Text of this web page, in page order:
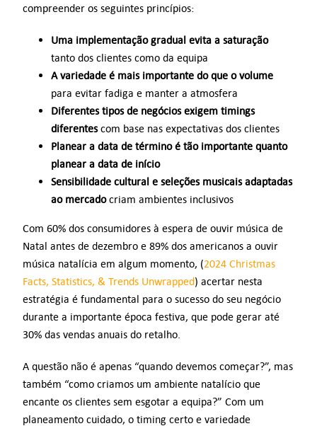
compreender os seguintes princípios:
Uma implementação gradual evita a saturação
tanto dos clientes como da equipa
A variedade é mais importante do que o volume
para evitar fadiga e manter a atmosfera
Diferentes tipos de negócios exigem timings
diferentescom base nas expectativas dos clientes
Planear a data de término é tão importante quanto
planear a data de início
Sensibilidade cultural e seleções musicais adaptadas
ao mercadocriam ambientes inclusivos
Com 60% dos consumidores à espera de ouvir música de
Natal antes de dezembro e 89% dos americanos a ouvir
música natalícia em algum momento, (2024 Christmas
Facts, Statistics, & Trends Unwrapped) acertar nesta
estratégia é fundamental para o sucesso do seu negócio
durante a importante época festiva, que pode gerar até
30% das vendas anuais do retalho.
A questão não é apenas “quando devemos começar?”, mas
também “como criamos um ambiente natalício que
encante os clientes sem esgotar a equipa?” Com um
planeamento cuidado, o timing certo e variedade